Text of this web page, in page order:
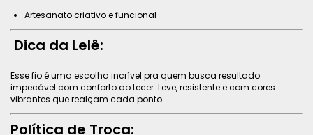
Artesanato criativo e funcional
Dica da Lelê:
Esse fio é uma escolha incrível pra quem busca resultado
impecável com conforto ao tecer. Leve, resistente e com cores
vibrantes que realçam cada ponto.
Política de Troca: